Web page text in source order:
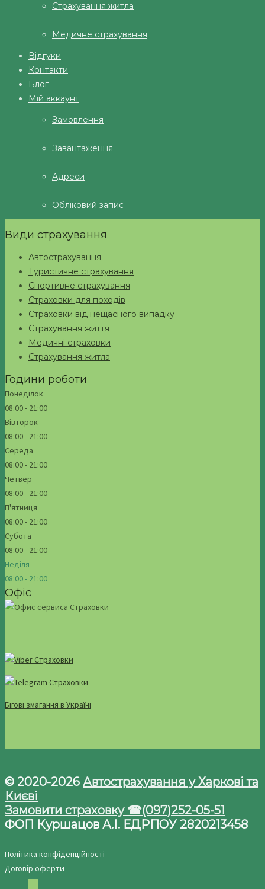
Страхування житла
Медичне страхування
Відгуки
Контакти
Блог
Мій аккаунт
Замовлення
Завантаження
Адреси
Обліковий запис
Види страхування
Автострахування
Туристичне страхування
Спортивне страхування
Страховки для походів
Страховки від нещасного випадку
Страхування життя
Медичні страховки
Страхування житла
Години роботи
Понеділок
08:00 - 21:00
Вівторок
08:00 - 21:00
Середа
08:00 - 21:00
Четвер
08:00 - 21:00
П'ятниця
08:00 - 21:00
Субота
08:00 - 21:00
Неділя
08:00 - 21:00
Офіс
Бігові змагання в Україні
© 2020-2026 Автострахування у Харкові та
Києві
Замовити страховку ☎(097)252-05-51
ФОП Куршацов А.І. ЕДРПОУ 2820213458
Політика конфіденційності
Договір оферти